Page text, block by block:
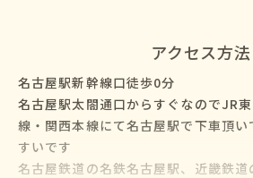
アクセス方法
名古屋駅新幹線口徒歩0分
名古屋駅太閤通口からすぐなのでJR
線・関西本線にて名古屋駅で下車頂い
すいです
名古屋鉄道の名鉄名古屋駅、近畿鉄